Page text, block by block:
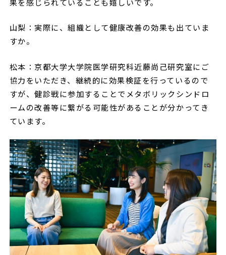
山梨：実際に、組織として健康改善の効果も出ていま
すか。
松本：京都大学大学院医学研究科近藤尚己研究室にご
協力をいただき、継続的に効果検証を行っているので
すが、健診戦に参加することでメタボリックシンドロ
ームの改善等に繋がる可能性があることが分かってき
ています。